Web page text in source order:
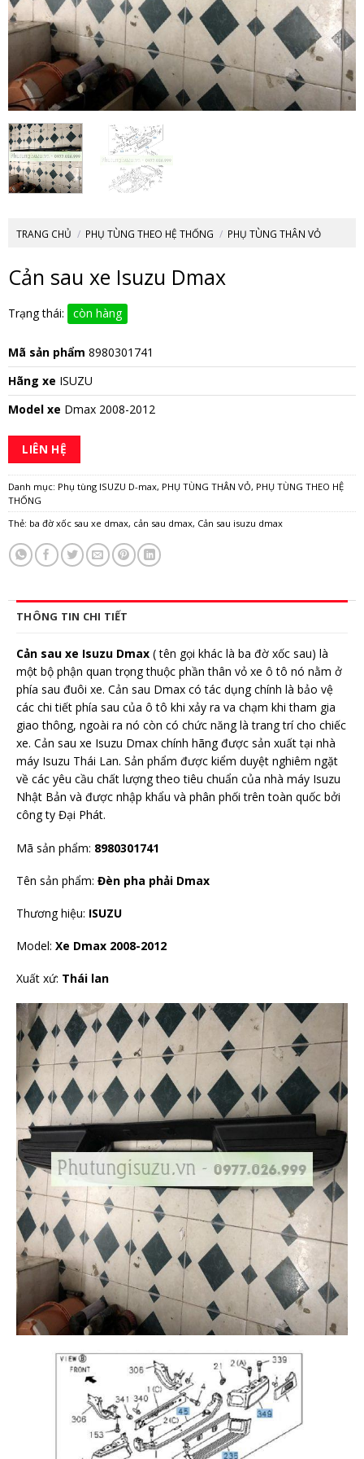
TRANG CHỦ / PHỤ TÙNG THEO HỆ THỐNG / PHỤ TÙNG THÂN VỎ
Cản sau xe Isuzu Dmax
Trạng thái: còn hàng
Mã sản phẩm 8980301741
Hãng xe ISUZU
Model xe Dmax 2008-2012
LIÊN HỆ
Danh mục: Phụ tùng ISUZU D-max, PHỤ TÙNG THÂN VỎ, PHỤ TÙNG THEO HỆ
THỐNG
Thẻ: ba đờ xốc sau xe dmax, cản sau dmax, Cản sau isuzu dmax
THÔNG TIN CHI TIẾT
Cản sau xe Isuzu Dmax ( tên gọi khác là ba đờ xốc sau) là
một bộ phận quan trọng thuộc phần thân vỏ xe ô tô nó nằm ở
phía sau đuôi xe. Cản sau Dmax có tác dụng chính là bảo vệ
các chi tiết phía sau của ô tô khi xảy ra va chạm khi tham gia
giao thông, ngoài ra nó còn có chức năng là trang trí cho chiếc
xe. Cản sau xe Isuzu Dmax chính hãng được sản xuất tại nhà
máy Isuzu Thái Lan. Sản phẩm được kiểm duyệt nghiêm ngặt
về các yêu cầu chất lượng theo tiêu chuẩn của nhà máy Isuzu
Nhật Bản và được nhập khẩu và phân phối trên toàn quốc bởi
công ty Đại Phát.
Mã sản phẩm: 8980301741
Tên sản phẩm: Đèn pha phải Dmax
Thương hiệu: ISUZU
Model: Xe Dmax 2008-2012
Xuất xứ: Thái lan